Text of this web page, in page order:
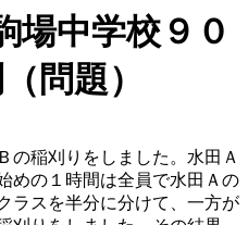
場中学校９０
問題）
稲刈りをしました。水田Ａ
めの１時間は全員で水田Ａの
ラスを半分に分けて、一方が